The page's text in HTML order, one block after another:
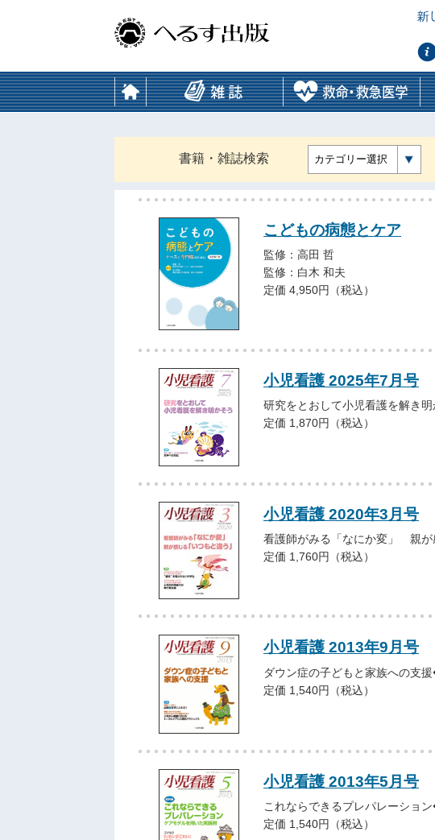
書籍・雑誌検索 カテゴリー選択
こどもの病態とケア
監修：高田 哲
監修：白木 和夫
定価 4,950円（税込）
小児看護 2025年7月号
研究をとおして小児看護を解き明
定価 1,870円（税込）
小児看護 2020年3月号
看護師がみる「なにか変」 親が
定価 1,760円（税込）
小児看護 2013年9月号
ダウン症の子どもと家族への支
定価 1,540円（税込）
小児看護 2013年5月号
これならできるプレパレーショ
定価 1,540円（税込）